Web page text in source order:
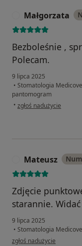
Małgorzata
Bezboleśnie ,
Polecam.
9 lipca 2025
• Stomatologia
pantomogram
• w opinii użytkownika
zgłoś nadużycie
Mateusz
Zdjęcie
starannie.
9 lipca 2025
• Stomatologia
w opinii użytkownika
zgłoś nadużycie